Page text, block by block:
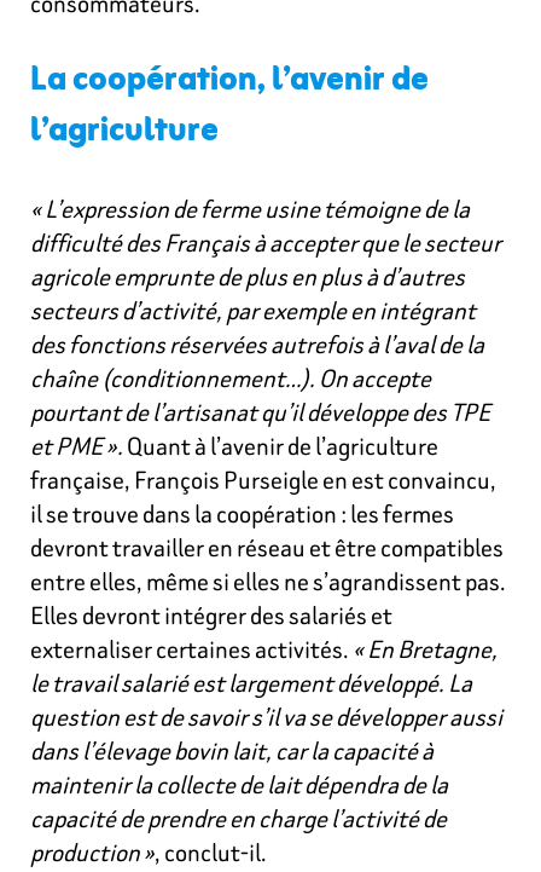
La coopération, l’avenir de
l’agriculture
« L’expression de ferme usine témoigne de la
difficulté des Français à accepter que le secteur
agricole emprunte de plus en plus à d’autres
secteurs d’activité, par exemple en intégrant
des fonctions réservées autrefois à l’aval de la
chaîne (conditionnement…). On accepte
pourtant de l’artisanat qu’il développe des TPE
et PME ».Quant à l’avenir de l’agriculture
française, François Purseigle en est convaincu,
il se trouve dans la coopération : les fermes
devront travailler en réseau et être compatibles
entre elles, même si elles ne s’agrandissent pas.
Elles devront intégrer des salariés et
externaliser certaines activités. « En Bretagne,
le travail salarié est largement développé. La
question est de savoir s’il va se développer aussi
dans l’élevage bovin lait, car la capacité à
maintenir la collecte de lait dépendra de la
capacité de prendre en charge l’activité de
production », conclut-il.